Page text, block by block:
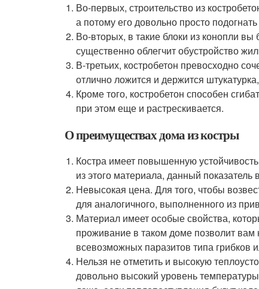
Во-первых, строительство из
а потому его довольно просто
Во-вторых, в такие блоки из конопли вы
существенно облегчит обустройство
В-третьих, костробетон превосходно
отлично ложится и держится
Кроме того, костробетон способен
при этом еще и растрескивается.
О преимуществах дома из костры
Костра имеет повышенную
из этого материала, данный
Невысокая цена. Для того, чтобы
для аналогичного, выполненного из
Материал имеет особые свойства,
проживание в таком доме позволит вам
всевозможных паразитов типа грибков
Нельзя не отметить и высокую
довольно высокий уровень